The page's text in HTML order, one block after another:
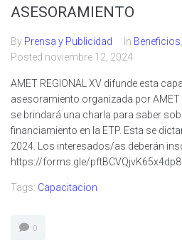
ASESORAMIENTO
By Prensa y Publicidad In Beneficios
Posted noviembre 12, 2024
AMET REGIONAL XV difunde esta
asesoramiento organizada por AMET
se brindará una charla para saber
financiamiento en la ETP. Esta se
2024. Los interesados/as deberán
https://forms.gle/pftBCVQjvK65x4dp8
Tags: Capacitacion
0